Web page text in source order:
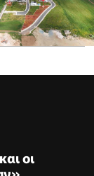
οι